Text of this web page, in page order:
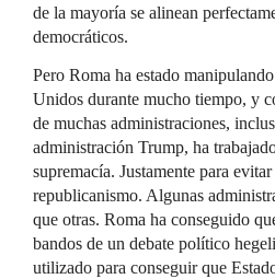
de la mayoría se alinean
democráticos.
Pero Roma ha estado
Unidos durante mucho tiempo, y
de muchas administraciones,
administración Trump, ha
supremacía. Justamente para
republicanismo. Algunas
que otras. Roma ha conseguido
bandos de un debate político
utilizado para conseguir que